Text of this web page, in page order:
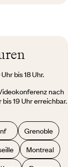
bis 18 Uhr.
nach
19 Uhr erreichbar.
Grenoble
Montreal